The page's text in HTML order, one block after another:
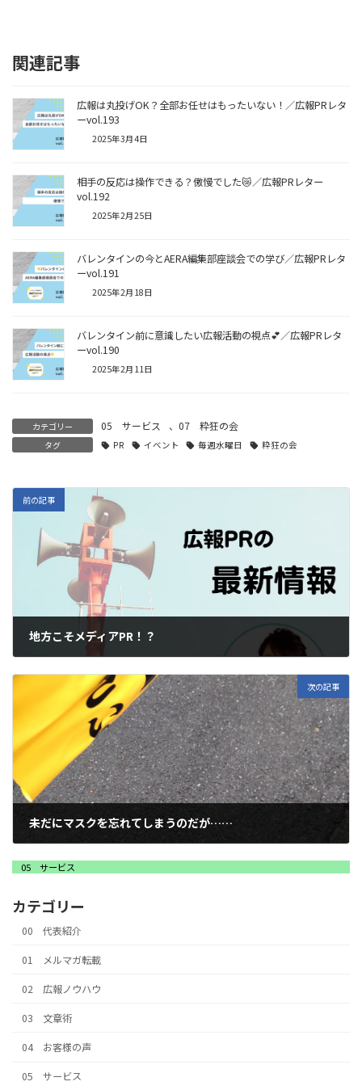
関連記事
広報は丸投げOK？全部お任せはもったいない！／広報PRレタ
ーvol.193
2025年3月4日
相手の反応は操作できる？傲慢でした😿／広報PRレター
vol.192
2025年2月25日
バレンタインの今とAERA編集部座談会での学び／広報PRレタ
ーvol.191
2025年2月18日
バレンタイン前に意識したい広報活動の視点💕／広報PRレタ
ーvol.190
2025年2月11日
カテゴリー 05 サービス 、 07 粋狂の会
タグ PR イベント 毎週水曜日 粋狂の会
前の記事
地方こそメディアPR！？
次の記事
未だにマスクを忘れてしまうのだが……
05 サービス
カテゴリー
00 代表紹介
01 メルマガ転載
02 広報ノウハウ
03 文章術
04 お客様の声
05 サービス